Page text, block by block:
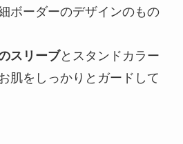
ボーダーのデザインのもの
スリーブとスタンドカラー
肌をしっかりとガードして